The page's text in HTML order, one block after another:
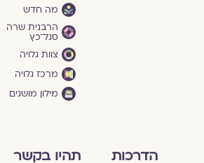
מה חדש
הרבנית שרה
סגל־כץ
צוות גלויה
מרכז גלויה
מילון מושגים
הדרכות
תהיו בקשר